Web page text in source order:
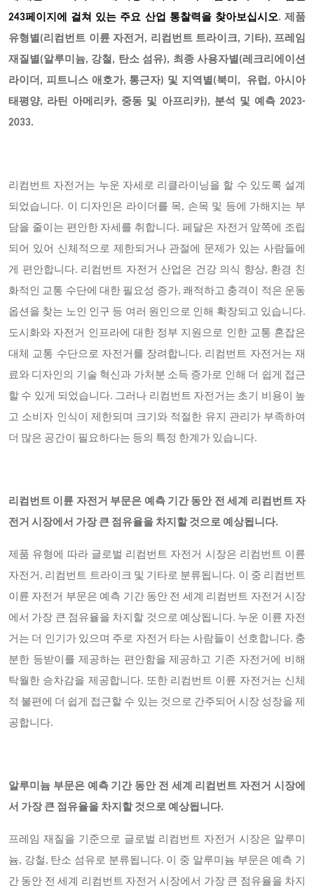
243페이지에 걸쳐 있는 주요 산업 통찰력을 찾아보십시오. 제품
유형별(리컴번트 이륜 자전거, 리컴번트 트라이크, 기타), 프레임
재질별(알루미늄, 강철, 탄소 섬유), 최종 사용자별(레크리에이션
라이더, 피트니스 애호가, 통근자) 및 지역별(북미, 유럽, 아시아
태평양, 라틴 아메리카, 중동 및 아프리카), 분석 및 예측 2023-
2033.
리컴번트 자전거는 누운 자세로 리클라이닝을 할 수 있도록 설계
되었습니다. 이 디자인은 라이더를 목, 손목 및 등에 가해지는 부
담을 줄이는 편안한 자세를 취합니다. 페달은 자전거 앞쪽에 조립
되어 있어 신체적으로 제한되거나 관절에 문제가 있는 사람들에
게 편안합니다. 리컴번트 자전거 산업은 건강 의식 향상, 환경 친
화적인 교통 수단에 대한 필요성 증가, 쾌적하고 충격이 적은 운동
옵션을 찾는 노인 인구 등 여러 원인으로 인해 확장되고 있습니다.
도시화와 자전거 인프라에 대한 정부 지원으로 인한 교통 혼잡은
대체 교통 수단으로 자전거를 장려합니다. 리컴번트 자전거는 재
료와 디자인의 기술 혁신과 가처분 소득 증가로 인해 더 쉽게 접근
할 수 있게 되었습니다. 그러나 리컴번트 자전거는 초기 비용이 높
고 소비자 인식이 제한되며 크기와 적절한 유지 관리가 부족하여
더 많은 공간이 필요하다는 등의 특정 한계가 있습니다.
리컴번트 이륜 자전거 부문은 예측 기간 동안 전 세계 리컴번트 자
전거 시장에서 가장 큰 점유율을 차지할 것으로 예상됩니다.
제품 유형에 따라 글로벌 리컴번트 자전거 시장은 리컴번트 이륜
자전거 , 리컴번트 트라이크 및 기타로 분류됩니다. 이 중 리컴번트
이륜 자전거 부문은 예측 기간 동안 전 세계 리컴번트 자전거 시장
에서 가장 큰 점유율을 차지할 것으로 예상됩니다. 누운 이륜 자전
거는 더 인기가 있으며 주로 자전거 타는 사람들이 선호합니다. 충
분한 등받이를 제공하는 편안함을 제공하고 기존 자전거에 비해
탁월한 승차감을 제공합니다. 또한 리컴번트 이륜 자전거는 신체
적 불편에 더 쉽게 접근할 수 있는 것으로 간주되어 시장 성장을 제
공합니다.
알루미늄 부문은 예측 기간 동안 전 세계 리컴번트 자전거 시장에
서 가장 큰 점유율을 차지할 것으로 예상됩니다.
프레임 재질을 기준으로 글로벌 리컴번트 자전거 시장은 알루미
늄, 강철, 탄소 섬유로 분류됩니다. 이 중 알루미늄 부문은 예측 기
간 동안 전 세계 리컴번트 자전거 시장에서 가장 큰 점유율을 차지